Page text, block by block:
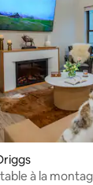
à la